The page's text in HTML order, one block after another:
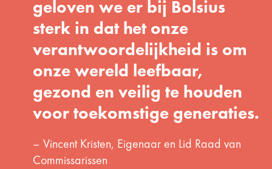
geloven we er bij Bolsius
sterk in dat het onze
verantwoordelijkheid is om
onze wereld leefbaar,
gezond en veilig te houden
voor toekomstige generaties.
– Vincent Kristen, Eigenaar en Lid Raad van
Commissarissen